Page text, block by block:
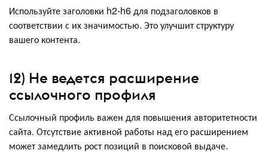
Используйте заголовки h2-h6 для подзаголовков в
соответствии с их значимостью. Это улучшит структуру
вашего контента.
12) Не ведется расширение
ссылочного профиля
Ссылочный профиль важен для повышения авторитетности
сайта. Отсутствие активной работы над его расширением
может замедлить рост позиций в поисковой выдаче.